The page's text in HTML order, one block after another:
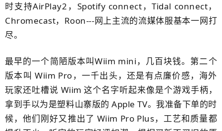
时支持AirPlay2，Spotify connect，Tidal connect，
Chromecast，Roon---网上主流的流媒体服基本一网打
尽。
最早的一个简陋版本叫Wiim mini，几百块钱。第二个
版本叫 Wiim Pro，一千出头，还是有点廉价感，海外
玩家还吐槽说 Wiim 这个名字听起来像是个游戏手柄，
拿到手以为是塑料山寨版的 Apple TV。我准备下单的时
候，他们刚好又推出了 Wiim Pro Plus，工艺和质量都